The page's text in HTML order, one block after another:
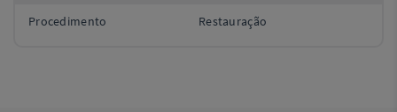
Procedimento Restauração